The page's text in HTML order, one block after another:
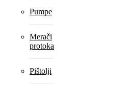
Pumpe
Merači
protoka
Pištolji